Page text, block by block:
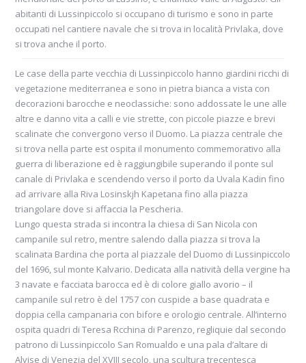
abitanti di Lussinpiccolo si occupano di turismo e sono in parte
occupati nel cantiere navale che si trova in località Privlaka, dove
si trova anche il porto.
Le case della parte vecchia di Lussinpiccolo hanno giardini ricchi di
vegetazione mediterranea e sono in pietra bianca a vista con
decorazioni barocche e neoclassiche: sono addossate le une alle
altre e danno vita a calli e vie strette, con piccole piazze e brevi
scalinate che convergono verso il Duomo. La piazza centrale che
si trova nella parte est ospita il monumento commemorativo alla
guerra di liberazione ed è raggiungibile superando il ponte sul
canale di Privlaka e scendendo verso il porto da Uvala Kadin fino
ad arrivare alla Riva Losinskjh Kapetana fino alla piazza
triangolare dove si affaccia la Pescheria.
Lungo questa strada si incontra la chiesa di San Nicola con
campanile sul retro, mentre salendo dalla piazza si trova la
scalinata Bardina che porta al piazzale del Duomo di Lussinpiccolo
del 1696, sul monte Kalvario. Dedicata alla natività della vergine ha
3 navate e facciata barocca ed è di colore giallo avorio – il
campanile sul retro è del 1757 con cuspide a base quadrata e
doppia cella campanaria con bifore e orologio centrale. All’interno
ospita quadri di Teresa Rcchina di Parenzo, regliquie dal secondo
patrono di Lussinpiccolo San Romualdo e una pala d’altare di
Alvise di Venezia del XVIII secolo, una scultura trecentesca